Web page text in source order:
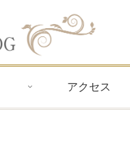
アクセス